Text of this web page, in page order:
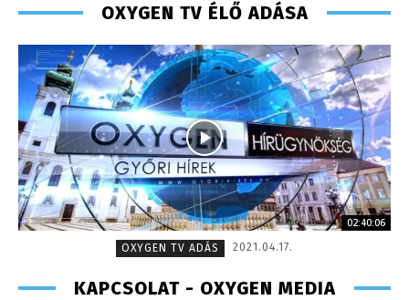
OXYGEN TV ÉLŐ ADÁSA
02:40:06
OXYGEN TV ADÁS
2021.04.17.
KAPCSOLAT - OXYGEN MEDIA